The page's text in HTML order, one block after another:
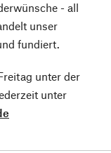
- all
unser
fundiert.
unter der
unter